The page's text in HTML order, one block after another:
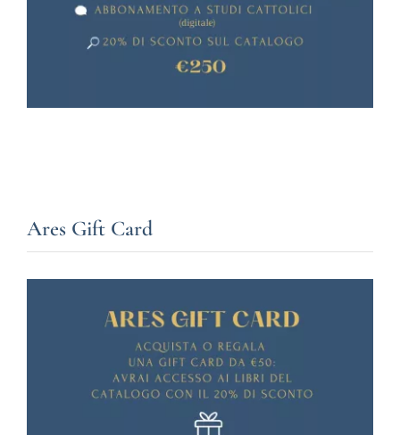
Ares Gift Card